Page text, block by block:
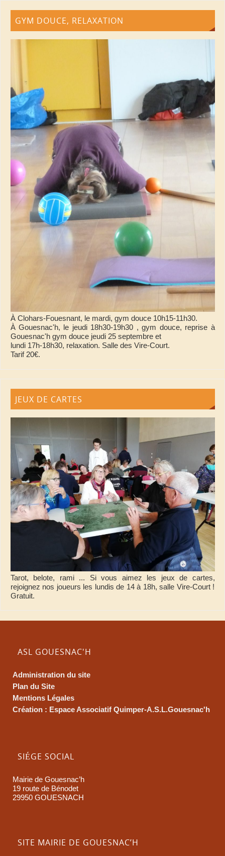
GYM DOUCE, RELAXATION
À Clohars-Fouesnant, le mardi, gym douce 10h15-11h30.
À Gouesnac'h, le jeudi 18h30-19h30 , gym douce, reprise à
Gouesnac'h gym douce jeudi 25 septembre et
lundi 17h-18h30, relaxation. Salle des Vire-Court.
Tarif 20€.
JEUX DE CARTES
Tarot, belote, rami ... Si vous aimez les jeux de cartes,
rejoignez nos joueurs les lundis de 14 à 18h, salle Vire-Court !
Gratuit.
ASL GOUESNAC'H
Administration du site
Plan du Site
Mentions Légales
Création : Espace Associatif Quimper-A.S.L.Gouesnac'h
SIÉGE SOCIAL
Mairie de Gouesnac’h
19 route de Bénodet
29950 GOUESNACH
SITE MAIRIE DE GOUESNAC’H